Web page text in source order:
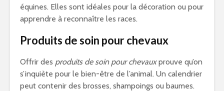
équines. Elles sont idéales pour la décoration ou pour
apprendre à reconnaître les races.
Produits de soin pour chevaux
Offrir des produits de soin pour chevauxprouve qu’on
s’inquiète pour le bien-être de l’animal. Un calendrier
peut contenir des brosses, shampoings ou baumes.